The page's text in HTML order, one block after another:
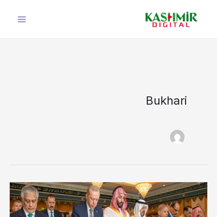
Bukhari
وزیراعظم
شہباز